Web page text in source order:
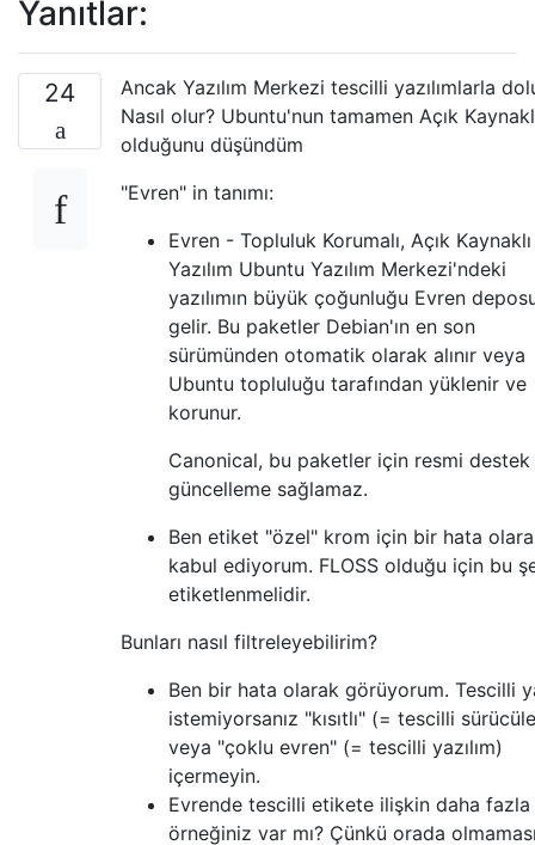
Yanıtlar:
24
Ancak Yazılım Merkezi tescilli yazılımlarla
Nasıl olur? Ubuntu'nun tamamen Açık
olduğunu düşündüm
"Evren" in tanımı:
Evren - Topluluk Korumalı, Açık Kaynaklı
Yazılım Ubuntu Yazılım Merkezi'ndeki
yazılımın büyük çoğunluğu Evren
gelir. Bu paketler Debian'ın en son
sürümünden otomatik olarak alınır veya
Ubuntu topluluğu tarafından yüklenir ve
korunur.
Canonical, bu paketler için resmi
güncelleme sağlamaz.
Ben etiket "özel" krom için bir hata
kabul ediyorum. FLOSS olduğu için bu
etiketlenmelidir.
Bunları nasıl filtreleyebilirim?
Ben bir hata olarak görüyorum. Tescilli
istemiyorsanız "kısıtlı" (= tescilli
veya "çoklu evren" (= tescilli yazılım)
içermeyin.
Evrende tescilli etikete ilişkin daha fazla
örneğiniz var mı? Çünkü orada